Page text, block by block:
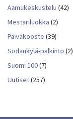
Aamukeskustelu (42)
Mestariluokka (2)
Päiväkooste (39)
Sodankylä-palkinto (2)
Suomi 100(7)
Uutiset(257)